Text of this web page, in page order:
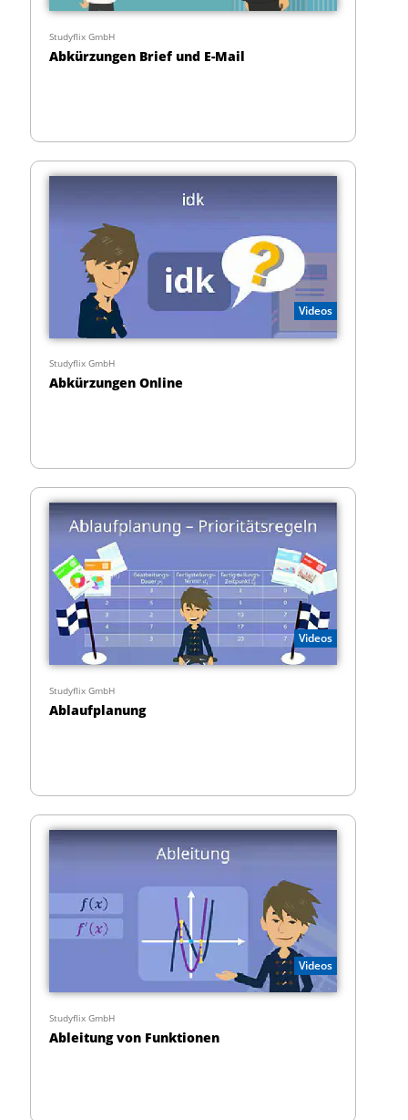
Studyflix GmbH
Abkürzungen Brief und E-Mail
Videos
Studyflix GmbH
Abkürzungen Online
Videos
Studyflix GmbH
Ablaufplanung
Videos
Studyflix GmbH
Ableitung von Funktionen